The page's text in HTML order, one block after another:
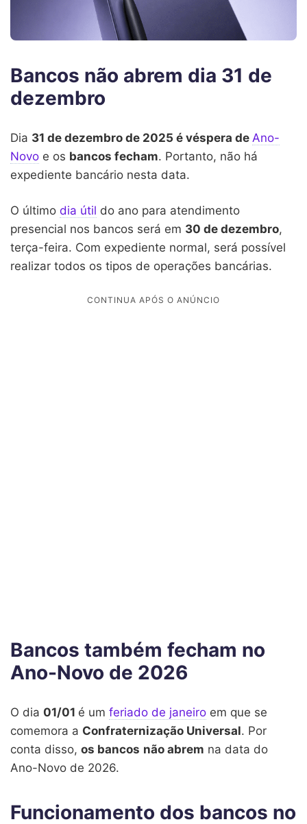
Bancos não abrem dia 31 de
dezembro
Dia 31 de dezembro de 2025 é véspera de Ano-
Novo e os bancos fecham. Portanto, não há
expediente bancário nesta data.
O último dia útil do ano para atendimento
presencial nos bancos será em 30 de dezembro,
terça-feira. Com expediente normal, será possível
realizar todos os tipos de operações bancárias.
Bancos também fecham no
Ano-Novo de 2026
O dia 01/01 é um feriado de janeiro em que se
comemora a Confraternização Universal. Por
conta disso, os bancos não abrem na data do
Ano-Novo de 2026.
Funcionamento dos bancos no